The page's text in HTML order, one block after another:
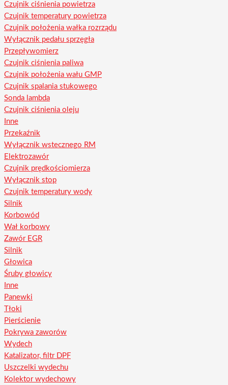
Czujnik ciśnienia powietrza
Czujnik temperatury powietrza
Czujnik położenia wałka rozrządu
Wyłącznik pedału sprzęgła
Przepływomierz
Czujnik ciśnienia paliwa
Czujnik położenia wału GMP
Czujnik spalania stukowego
Sonda lambda
Czujnik ciśnienia oleju
Inne
Przekaźnik
Wyłącznik wstecznego RM
Elektrozawór
Czujnik prędkościomierza
Wyłącznik stop
Czujnik temperatury wody
Silnik
Korbowód
Wał korbowy
Zawór EGR
Silnik
Głowica
Śruby głowicy
Inne
Panewki
Tłoki
Pierścienie
Pokrywa zaworów
Wydech
Katalizator, filtr DPF
Uszczelki wydechu
Kolektor wydechowy